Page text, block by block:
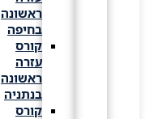
ראשונה
בחיפה
קורס
עזרה
ראשונה
בנתניה
קורס